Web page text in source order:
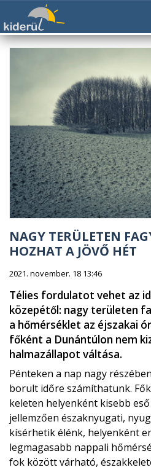
NAGY TERÜLETEN
HOZHAT A JÖVŐ HÉT
2021. november. 18 13:46
Télies fordulatot vehet az
közepétől: nagy területen
a hőmérséklet az éjszakai
főként a Dunántúlon nem
halmazállapot váltása.
Pénteken a nap nagy
borult időre számíthatunk.
keleten helyenként kisebb
jellemzően északnyugati,
kísérhetik élénk, helyenként
legmagasabb nappali
fok között várható,